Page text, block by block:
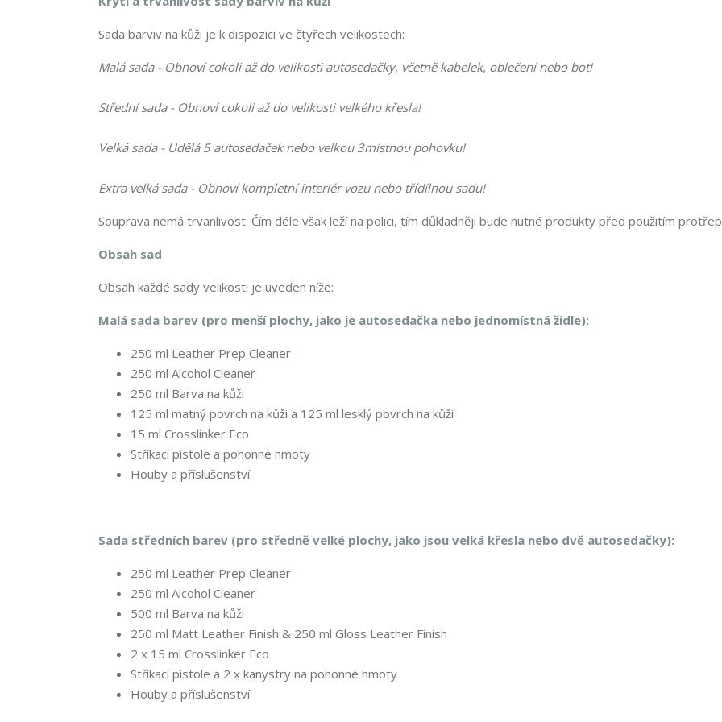
Sada barviv na kůži je k dispozici ve čtyřech velikostech:
Malá sada - Obnoví cokoli až do velikosti autosedačky, včetně kabelek, oblečení nebo bot!
Střední sada - Obnoví cokoli až do velikosti velkého křesla!
Velká sada - Udělá 5 autosedaček nebo velkou 3místnou pohovku!
Extra velká sada - Obnoví kompletní interiér vozu nebo třídílnou sadu!
Souprava nemá trvanlivost. Čím déle však leží na polici, tím důkladněji bude nutné produkty před použitím
Obsah sad
Obsah každé sady velikosti je uveden níže:
Malá sada barev (pro menší plochy, jako je autosedačka nebo jednomístná židle):
250 ml Leather Prep Cleaner
250 ml Alcohol Cleaner
250 ml Barva na kůži
125 ml matný povrch na kůži a 125 ml lesklý povrch na kůži
15 ml Crosslinker Eco
Stříkací pistole a pohonné hmoty
Houby a příslušenství
Sada středních barev (pro středně velké plochy, jako jsou velká křesla nebo dvě autosedačky):
250 ml Leather Prep Cleaner
250 ml Alcohol Cleaner
500 ml Barva na kůži
250 ml Matt Leather Finish & 250 ml Gloss Leather Finish
2 x 15 ml Crosslinker Eco
Stříkací pistole a 2 x kanystry na pohonné hmoty
Houby a příslušenství